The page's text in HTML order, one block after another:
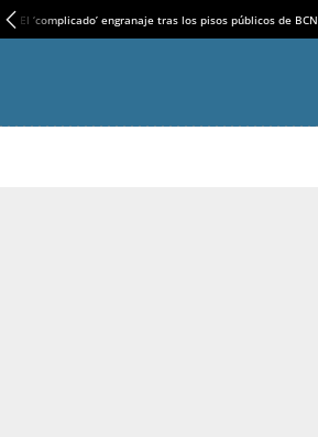
El ‘complicado’ engranaje tras los pisos públicos de BCN